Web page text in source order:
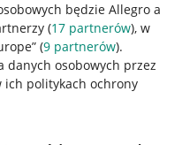
będzie Allegro a
(17 partnerów), w
(9 partnerów).
danych osobowych przez
politykach ochrony